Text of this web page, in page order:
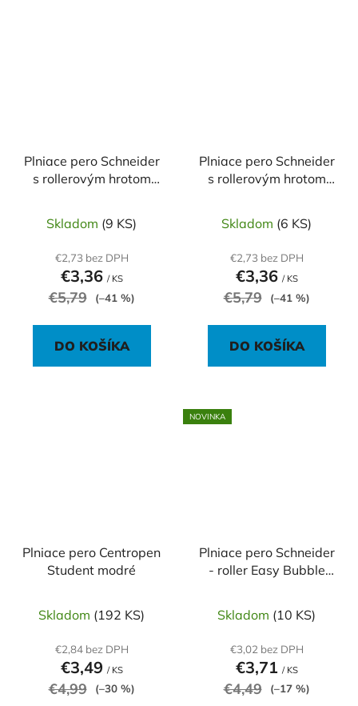
Plniace pero Schneider
s rollerovým hrotom
Skladom (9 KS)
€2,73 bez DPH
€3,36 / KS
€5,79 (–41 %)
DO KOŠÍKA
Plniace pero Schneider
s rollerovým hrotom
Skladom (6 KS)
€2,73 bez DPH
€3,36 / KS
€5,79 (–41 %)
DO KOŠÍKA
Plniace pero Centropen
Student modré
Skladom (192 KS)
€2,84 bez DPH
€3,49 / KS
€4,99 (–30 %)
NOVINKA
Plniace pero Schneider
- roller Easy Bubble
Skladom (10 KS)
€3,02 bez DPH
€3,71 / KS
€4,49 (–17 %)